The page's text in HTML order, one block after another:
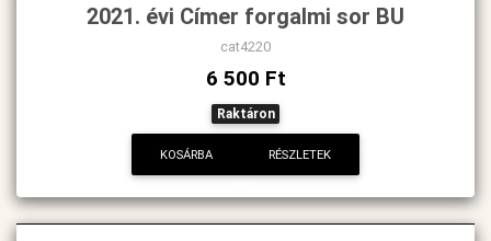
2021. évi Címer forgalmi sor BU
cat4220
6 500 Ft
Raktáron
KOSÁRBA RÉSZLETEK